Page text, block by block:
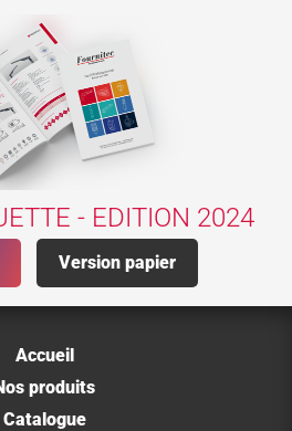
- EDITION 2024
Version papier
Accueil
produits
Catalogue